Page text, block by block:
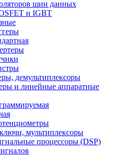
шин данных
и IGBT
демультиплексоры
и линейные аппаратные
мультиплексоры
процессоры (DSP)